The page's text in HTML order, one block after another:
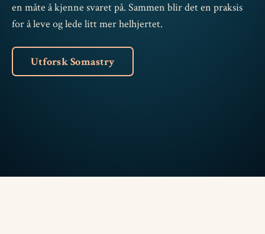
en måte å kjenne svaret på. Sammen blir det en praksis
for å leve og lede litt mer helhjertet.
Utforsk Somastry